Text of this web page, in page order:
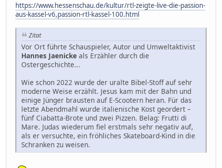
https://www.hessenschau.de/kultur/rtl-zeigte-live-die-passion-
aus-kassel-v6,passion-rtl-kassel-100.html
Zitat
Vor Ort führte Schauspieler, Autor und Umweltaktivist
Hannes Jaenicke als Erzähler durch die
Ostergeschichte...
Wie schon 2022 wurde der uralte Bibel-Stoff auf sehr
moderne Weise erzählt. Jesus kam mit der Bahn und
einige Jünger brausten auf E-Scootern heran. Für das
letzte Abendmahl wurde italienische Kost geordert –
fünf Ciabatta-Brote und zwei Pizzen. Belag: Frutti di
Mare. Judas wiederum fiel erstmals sehr negativ auf,
als er versuchte, ein fröhliches Skateboard-Kind in die
Schranken zu weisen.